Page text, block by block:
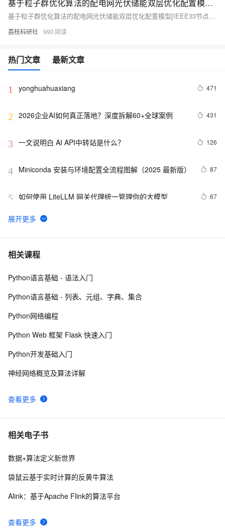
基于粒子群优化算法的配电网光伏储能双层优化配置模型[IEEE33节点]（选址定容）(Matlab代码实现)
基于粒子群优化算法的配电网光伏储能双层优化配置模型[IEEE33节点]（选址定容）(Matlab代码实现)
荔枝科研社 990
热门文章 最新文章
1 yonghuahuaxiang 471
2 2026企业AI如何真正落地？深度拆解60+全球案例 431
3 一文说明白 AI API中转站是什么？ 126
4 Miniconda 安装与环境配置全流程图解（2025 最新版） 87
5 如何使用 LiteLLM 网关代理统一管理你的大模型 67
6 5 分钟搞定 Hermes 部署 Windows 整合包实操详解
7 最新PyCharm 安装详细图文教程：小白也能轻松搞定
8 Hermes Agent 核心必学：SubAgent 子代理的 5 个实战
Agent工作流构建与智能体来了案例解析
10【DSW Gallery】介绍如何使用SDK提交DLC训练任务
相关课程
查看更多
Python语言基础 - 语法入门
Python语言基础 - 列表、元组、字典、集合
Python网络编程
Python Web 框架 Flask 快速入门
Python开发基础入门
神经网络概览及算法详解
相关电子书
查看更多
数据+算法定义新世界
袋鼠云基于实时计算的反黄牛算法
Alink：基于Apache Flink的算法平台